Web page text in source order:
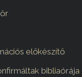
előkészítő
bibliaórája